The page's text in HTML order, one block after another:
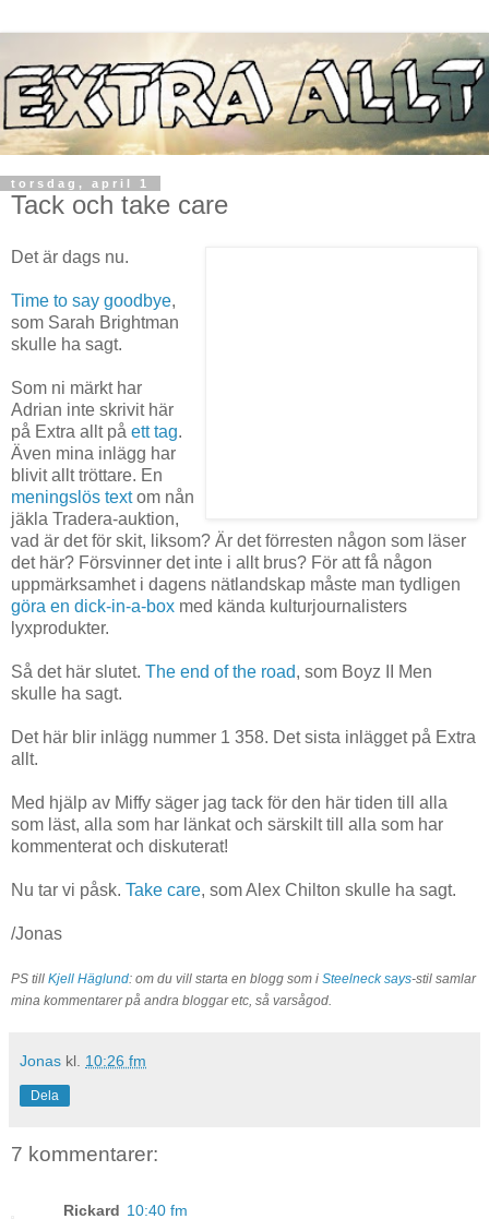
torsdag, april 1
Tack och take care
Det är dags nu.
Time to say goodbye,
som Sarah Brightman
skulle ha sagt.
Som ni märkt har
Adrian inte skrivit här
på Extra allt på ett tag.
Även mina inlägg har
blivit allt tröttare. En
meningslös textom nån
jäkla Tradera-auktion,
vad är det för skit, liksom? Är det förresten någon som läser
det här? Försvinner det inte i allt brus? För att få någon
uppmärksamhet i dagens nätlandskap måste man tydligen
göra en dick-in-a-box med kända kulturjournalisters
lyxprodukter.
Så det här slutet. The end of the road, som Boyz II Men
skulle ha sagt.
Det här blir inlägg nummer 1 358. Det sista inlägget på Extra
allt.
Med hjälp av Miffy säger jag tack för den här tiden till alla
som läst, alla som har länkat och särskilt till alla som har
kommenterat och diskuterat!
Nu tar vi påsk. Take care, som Alex Chilton skulle ha sagt.
/Jonas
PS till Kjell Häglund: om du vill starta en blogg som i Steelneck says-stil samlar
mina kommentarer på andra bloggar etc, så varsågod.
Jonas kl. 10:26 fm
Dela
7 kommentarer:
Rickard 10:40 fm